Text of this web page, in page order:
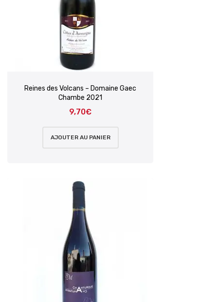
Reines des Volcans – Domaine Gaec
Chambe 2021
9,70€
AJOUTER AU PANIER